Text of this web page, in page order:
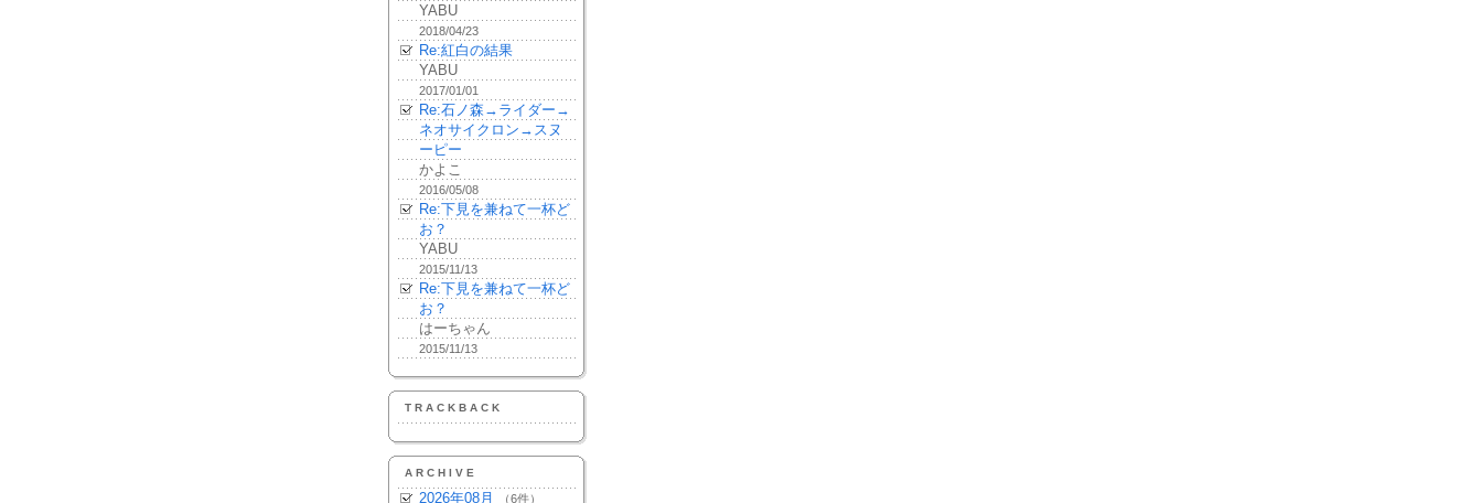
YABU
2018/04/23
Re:紅白の結果
YABU
2017/01/01
Re:石ノ森→ライダー→
ネオサイクロン→スヌ
ーピー
かよこ
2016/05/08
Re:下見を兼ねて一杯ど
お？
YABU
2015/11/13
Re:下見を兼ねて一杯ど
お？
はーちゃん
2015/11/13
TRACKBACK
ARCHIVE
2026年08月 （6件）